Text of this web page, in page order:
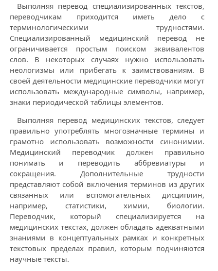
Выполняя перевод специализированных текстов,
переводчикам приходится иметь дело с
терминологическими трудностями.
Специализированный медицинский перевод не
ограничивается простым поиском эквивалентов
слов. В некоторых случаях нужно использовать
неологизмы или прибегать к заимствованиям. В
своей деятельности медицинские переводчики могут
использовать международные символы, например,
знаки периодической таблицы элементов.
Выполняя перевод медицинских текстов, следует
правильно употреблять многозначные термины и
грамотно использовать возможности синонимии.
Медицинский переводчик должен правильно
понимать и переводить аббревиатуры и
сокращения. Дополнительные трудности
представляют собой включения терминов из других
связанных или вспомогательных дисциплин,
например, статистики, химии, биологии.
Переводчик, который специализируется на
медицинских текстах, должен обладать адекватными
знаниями в концептуальных рамках и конкретных
текстовых пределах правил, которым подчиняются
научные тексты.